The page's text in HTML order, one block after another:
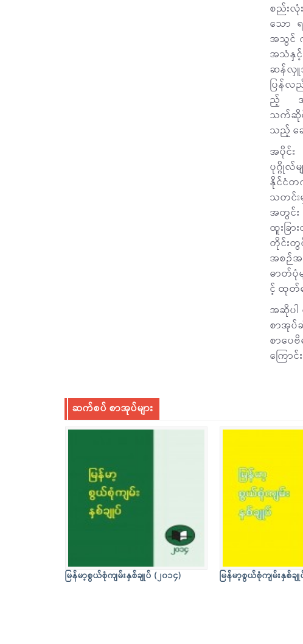
စည်းလုံ
သော
အသွင် ကူ
အသံနှင့်
ဆန်လှူအ
ပြန်လ
ည့် အက
သက်ဆိုင်
သည့် ဆေ
အပိုင်
ပုဂ္ဂိုလ်
နိုင်ငံ
သတင်း
အတွင်း
ထူးခြ
တိုင်း
အစဉ်အ
ဓာတ်ပုံ
င့် ထုတ်ဝ
အဆိုပါ
စာအုပ်
စာပေ
ကြော
ဆက်စပ် စာအုပ်များ
မြန်မာ့စွယ်စုံကျမ်းနှစ်ချုပ် (၂၀၁၄) မြန်မာ့စွယ်စုံကျမ်းနှစ်ခ